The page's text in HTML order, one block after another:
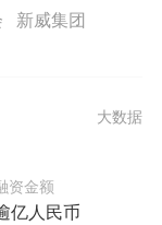
新威集团
资金额
亿人民币
大数据